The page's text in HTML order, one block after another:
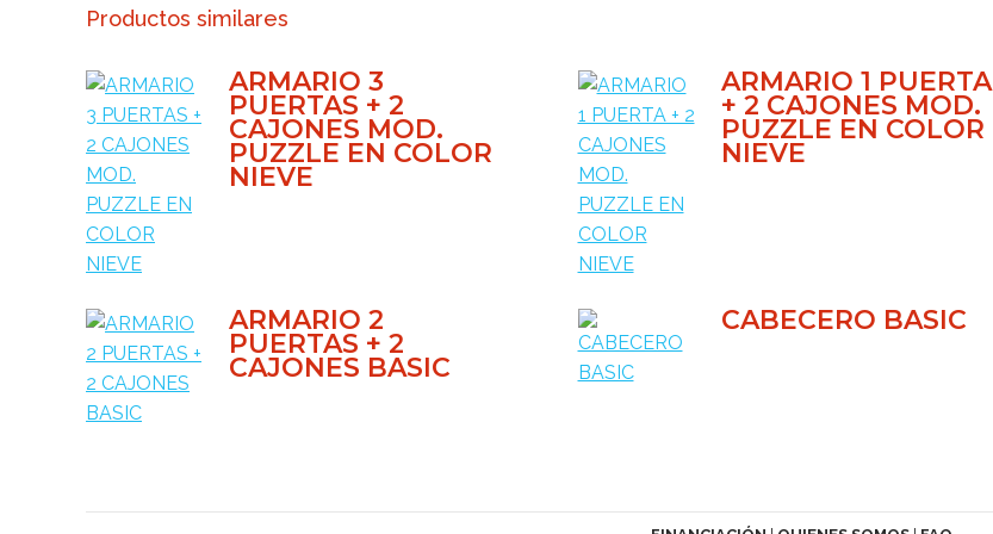
Productos similares
ARMARIO 3
PUERTAS + 2
CAJONES MOD.
PUZZLE EN COLOR
NIEVE
ARMARIO 1 PUERTA
+ 2 CAJONES MOD.
PUZZLE EN COLOR
NIEVE
ARMARIO 2
PUERTAS + 2
CAJONES BASIC
CABECERO BASIC